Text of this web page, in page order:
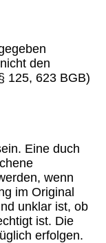
den
125, 623 BGB)
Eine duch
wenn
im Original
unklar ist, ob
ist. Die
erfolgen.